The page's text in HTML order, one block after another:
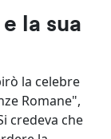
la sua
la celebre
Romane",
credeva che